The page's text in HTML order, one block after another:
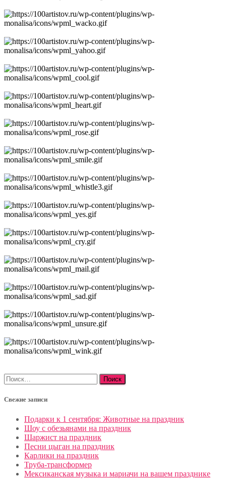
Найти:
Свежие записи
Подарки к 1 сентября: Животные на праздник
Шоу с обезьянами на праздник
Шаржист на праздник
Песни цыган на праздник
Карлики на праздник
Труба-трансформер
Мексиканская музыка и мариачи на вашем празднике